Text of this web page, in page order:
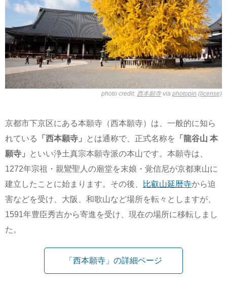
photo credit: 西本願寺via photopin (license)
京都市下京区にある本願寺（西本願寺）は、一般的に知ら
れている
「西本願寺」 とは通称で、正式名称を
「龍谷山 本
願寺」
といい浄土真宗本願寺派の本山です。本願寺は、
1272年宗祖・親鸞聖人の廟堂を末娘・覚信尼が京都東山に
建立したことに始まります。その後、
比叡山延暦寺から迫
害などを受け、大阪、和歌山など場所を転々としますが、
1591年豊臣秀吉から寄進を受け、現在の場所に移転しまし
た。
「西本願寺」の詳細ページ